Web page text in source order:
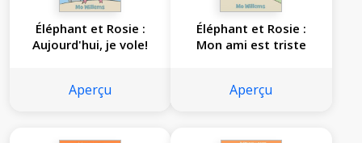
Éléphant et Rosie :
Aujourd'hui, je vole!
Aperçu
Éléphant et Rosie :
Mon ami est triste
Aperçu